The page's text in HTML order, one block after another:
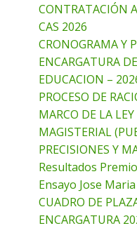
CONTRATACIÓN
CAS 2026
CRONOGRAMA Y
ENCARGATURA
EDUCACION –
PROCESO DE
MARCO DE LA
MAGISTERIAL
PRECISIONES Y
Resultados
Ensayo Jose
CUADRO DE
ENCARGATURA